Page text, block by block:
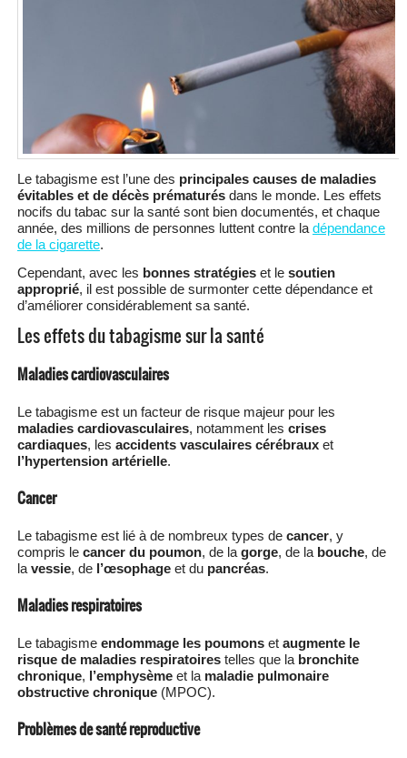
Le tabagisme est l’une des principales causes de maladies
évitables et de décès prématurésdans le monde. Les effets
nocifs du tabac sur la santé sont bien documentés, et chaque
année, des millions de personnes luttent contre la dépendance
de la cigarette.
Cependant, avec les bonnes stratégieset le soutien
approprié, il est possible de surmonter cette dépendance et
d’améliorer considérablement sa santé.
Les effets du tabagisme sur la santé
Maladies cardiovasculaires
Le tabagisme est un facteur de risque majeur pour les
maladies cardiovasculaires, notamment les crises
cardiaques, les accidents vasculaires cérébrauxet
l’hypertension artérielle.
Cancer
Le tabagisme est lié à de nombreux types de cancer, y
compris le cancer du poumon, de la gorge, de la bouche, de
la vessie, de l’œsophageet du pancréas.
Maladies respiratoires
Le tabagisme endommage les poumonset augmente le
risque de maladies respiratoirestelles que la bronchite
chronique, l’emphysèmeet la maladie pulmonaire
obstructive chronique(MPOC).
Problèmes de santé reproductive